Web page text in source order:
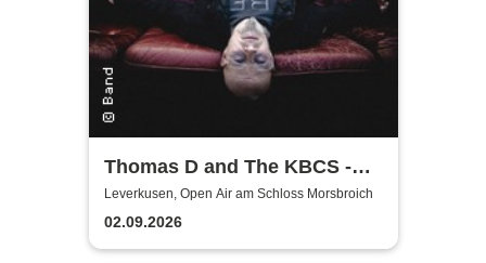
Thomas D and The KBCS -
Neocortex Tour 2026
Leverkusen, Open Air am Schloss Morsbroich
02.09.2026